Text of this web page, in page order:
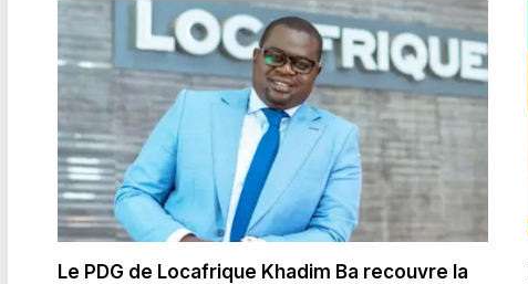
Le PDG de Locafrique Khadim Ba recouvre la